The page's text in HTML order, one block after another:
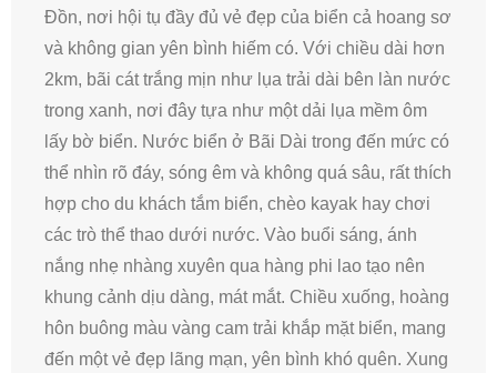
Đồn, nơi hội tụ đầy đủ vẻ đẹp của biển cả hoang sơ
và không gian yên bình hiếm có. Với chiều dài hơn
2km, bãi cát trắng mịn như lụa trải dài bên làn nước
trong xanh, nơi đây tựa như một dải lụa mềm ôm
lấy bờ biển. Nước biển ở Bãi Dài trong đến mức có
thể nhìn rõ đáy, sóng êm và không quá sâu, rất thích
hợp cho du khách tắm biển, chèo kayak hay chơi
các trò thể thao dưới nước. Vào buổi sáng, ánh
nắng nhẹ nhàng xuyên qua hàng phi lao tạo nên
khung cảnh dịu dàng, mát mắt. Chiều xuống, hoàng
hôn buông màu vàng cam trải khắp mặt biển, mang
đến một vẻ đẹp lãng mạn, yên bình khó quên. Xung